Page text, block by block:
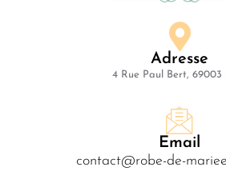
Adresse
4 Rue Paul Bert, 69003
Email
contact@robe-de-